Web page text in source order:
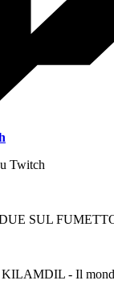
Twitch
SUL
- Il